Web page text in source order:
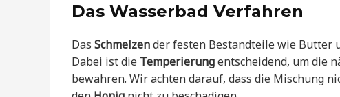
Das Wasserbad Verfahren
Das Schmelzender festen Bestandteile wie Butter
Dabei ist die Temperierungentscheidend, um die
bewahren. Wir achten darauf, dass die Mischung